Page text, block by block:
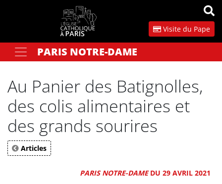
Visite du Pape
Votre recherchePARIS NOTRE-DAME
Au Panier des Batignolles,
des colis alimentaires et
des grands sourires
Articles
PARIS NOTRE-DAMEDU 29 AVRIL 2021
Panneau de gestion des cookies